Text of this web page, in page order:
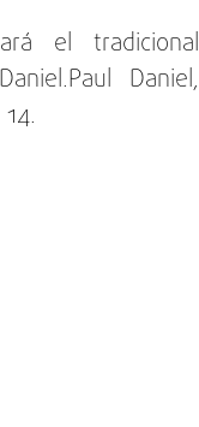
el tradicional
Daniel,